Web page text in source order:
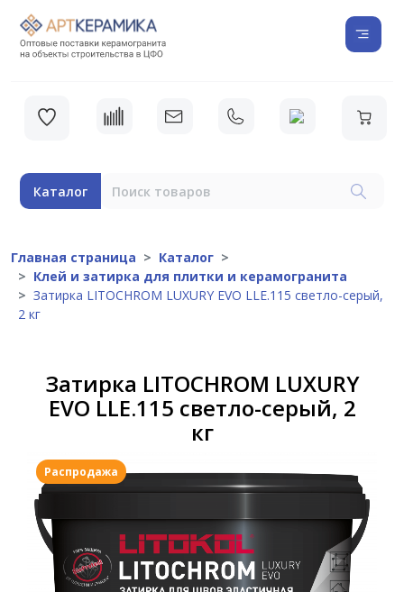
Каталог
Главная страница
Каталог
Клей и затирка для плитки и керамогранита
Затирка LITOCHROM LUXURY EVO LLE.115 светло-серый,
2 кг
Затирка LITOCHROM LUXURY
EVO LLE.115 светло-серый, 2
кг
Распродажа